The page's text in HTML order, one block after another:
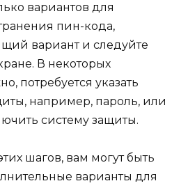
вариантов для
пин-кода,
вариант и следуйте
В некоторых
потребуется указать
например, пароль, или
систему защиты.
шагов, вам могут быть
варианты для